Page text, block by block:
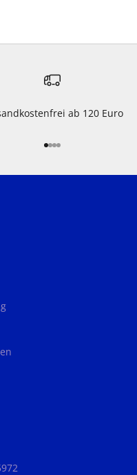
ab 120 Euro
Gehe zu Element 1
Gehe zu Element 2
Gehe zu Element 3
Gehe zu Element 4